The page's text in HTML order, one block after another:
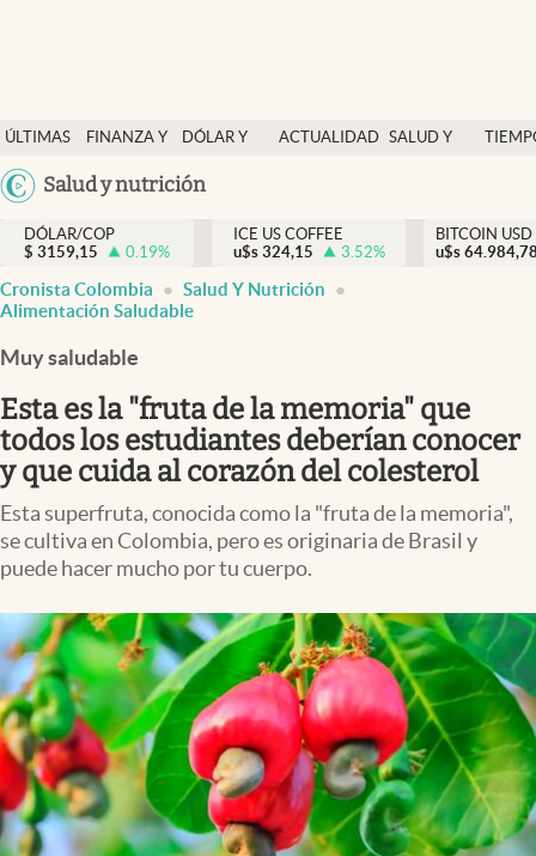
ÚLTIMAS
NOTICIAS
FINANZA Y
DÓLAR Y
ACTUALIDAD SALUD Y
México
Salud y nutrición
Salud y nutrición
Vida espiritual
Actualidad
Dólar y mercados
Curiosidades
Colombia
DÓLAR/COP
$ 3159,15 0.19%
ICE US COFFEE
u$s 324,15 3.52%
BITCOIN USD
u$s
Cronista Colombia
Salud Y Nutrición
Alimentación Saludable
Muy saludable
Esta es la "fruta de la memoria" que
todos los estudiantes deberían conocer
y que cuida al corazón del colesterol
Esta superfruta, conocida como la "fruta de la memoria",
se cultiva en Colombia, pero es originaria de Brasil y
puede hacer mucho por tu cuerpo.